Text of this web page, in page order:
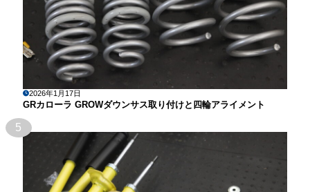
2026年1月17日
GRカローラ GROWダウンサス取り付けと四輪アライメント
5